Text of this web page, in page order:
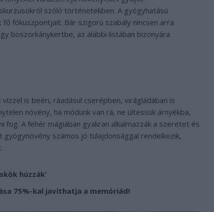
szóló történetekben. A gyógyhatású
fókuszpontjait. Bár szigorú szabály nincsen arra
boszorkánykertbe, az alábbi listában bizonyára
is beéri, ráadásul cserépben, virágládában is
növény, ha módunk van rá, ne ültessük árnyékba,
fog. A fehér mágiában gyakran alkalmazzák a szeretet és
gyógynövény számos jó tulajdonsággal rendelkezik,
húzzák’
75%-kal javíthatja a memóriád!